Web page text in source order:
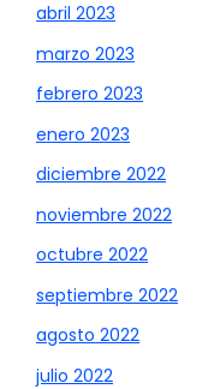
abril 2023
marzo 2023
febrero 2023
enero 2023
diciembre 2022
noviembre 2022
octubre 2022
septiembre 2022
agosto 2022
julio 2022